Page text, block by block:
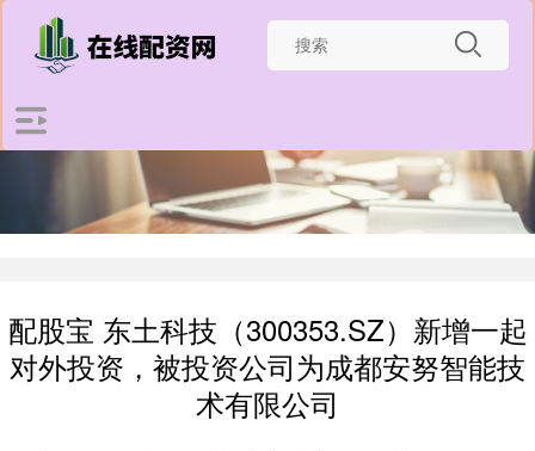
配股宝 东土科技（300353.SZ）新增一起
对外投资，被投资公司为成都安努智能技
术有限公司